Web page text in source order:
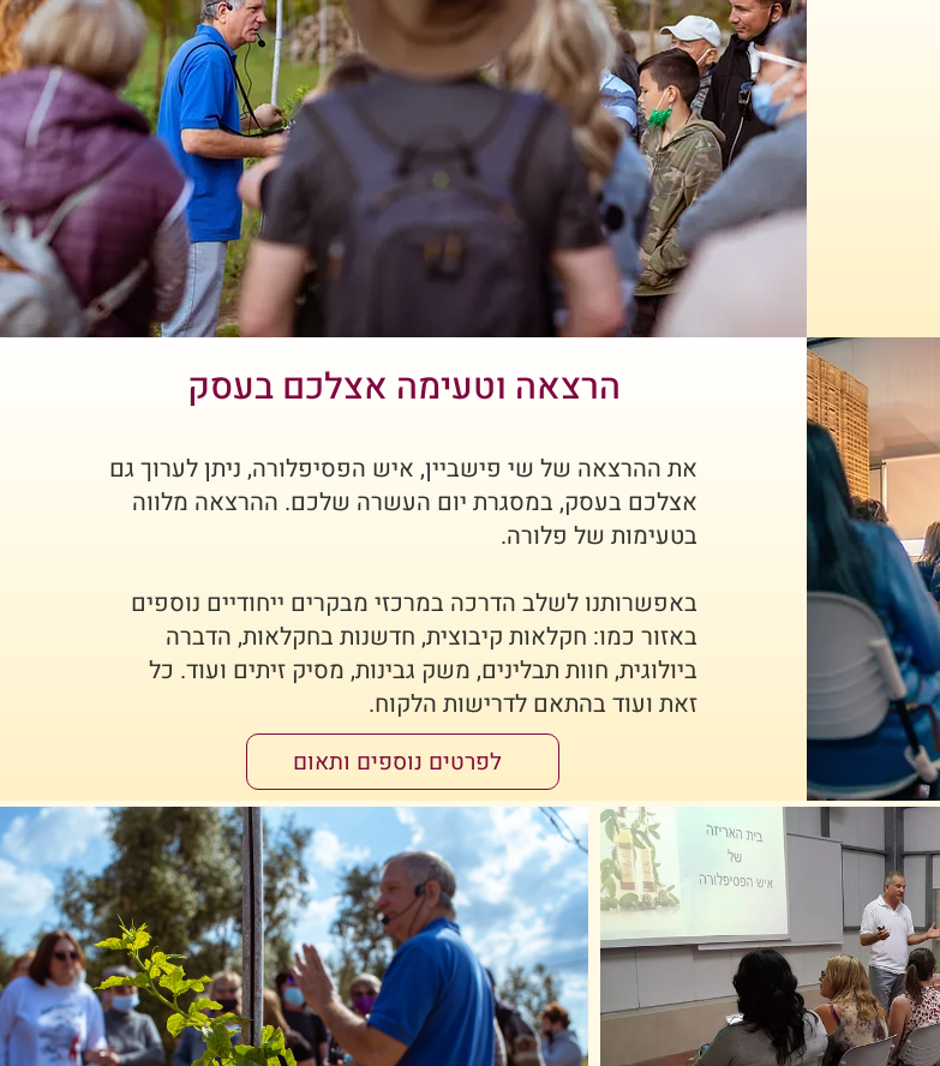
הרצאה וטעימה אצלכם בעסק
את ההרצאה של שי פישביין, איש הפסיפלורה, ניתן לערוך גם
אצלכם בעסק, במסגרת יום העשרה שלכם. ההרצאה מלווה
בטעימות של פלורה.
באפשרותנו לשלב הדרכה במרכזי מבקרים ייחודיים נוספים
באזור כמו: חקלאות קיבוצית, חדשנות בחקלאות, הדברה
ביולוגית, חוות תבלינים, משק גבינות, מסיק זיתים ועוד. כל
זאת ועוד בהתאם לדרישות הלקוח.
לפרטים נוספים ותאום